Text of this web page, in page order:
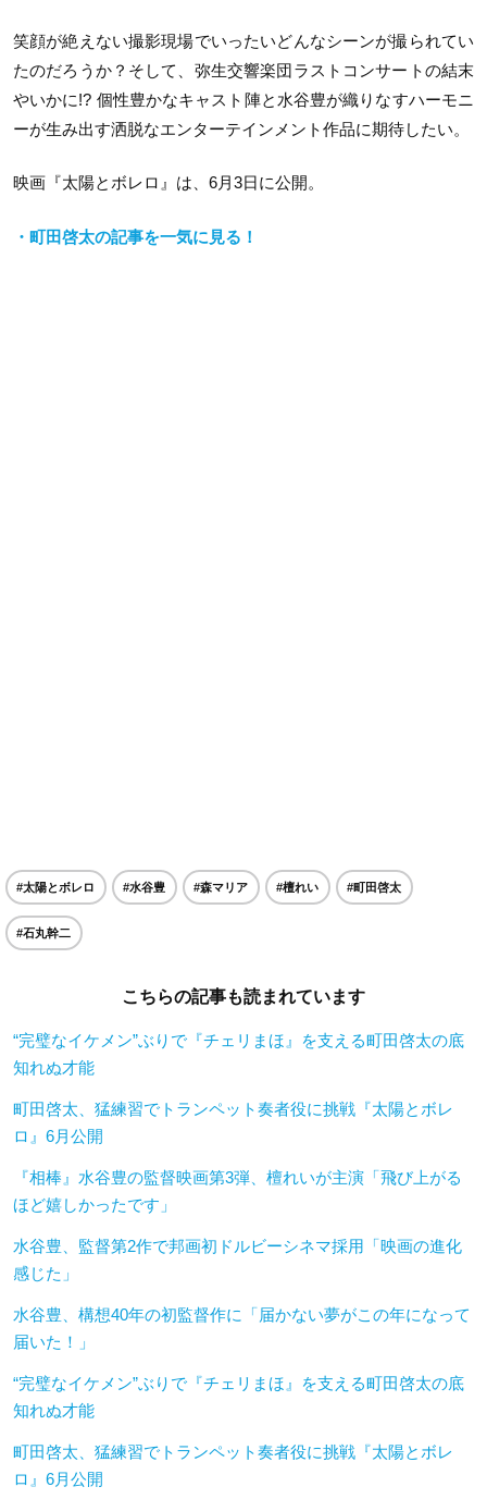
笑顔が絶えない撮影現場でいったいどんなシーンが撮られてい
たのだろうか？そして、弥生交響楽団ラストコンサートの結末
やいかに!? 個性豊かなキャスト陣と水谷豊が織りなすハーモニ
ーが生み出す洒脱なエンターテインメント作品に期待したい。
映画『太陽とボレロ』は、6月3日に公開。
・町田啓太の記事を一気に見る！
#太陽とボレロ #水谷豊 #森マリア #檀れい #町田啓太
#石丸幹二
こちらの記事も読まれています
“完璧なイケメン”ぶりで『チェリまほ』を支える町田啓太の底
知れぬ才能
町田啓太、猛練習でトランペット奏者役に挑戦『太陽とボレ
ロ』6月公開
『相棒』水谷豊の監督映画第3弾、檀れいが主演「飛び上がる
ほど嬉しかったです」
水谷豊、監督第2作で邦画初ドルビーシネマ採用「映画の進化
感じた」
水谷豊、構想40年の初監督作に「届かない夢がこの年になって
届いた！」
“完璧なイケメン”ぶりで『チェリまほ』を支える町田啓太の底
知れぬ才能
町田啓太、猛練習でトランペット奏者役に挑戦『太陽とボレ
ロ』6月公開